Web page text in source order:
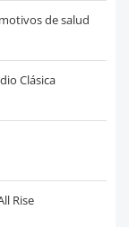
de salud
Clásica
Rise